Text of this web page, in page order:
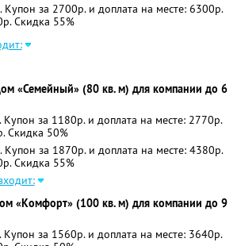
за 2700р. и доплата на месте: 6300р.
Скидка 55%
«Семейный» (80 кв. м) для компании до 6
за 1180р. и доплата на месте: 2770р.
Скидка 50%
за 1870р. и доплата на месте: 4380р.
Скидка 55%
«Комфорт» (100 кв. м) для компании до 9
за 1560р. и доплата на месте: 3640р.